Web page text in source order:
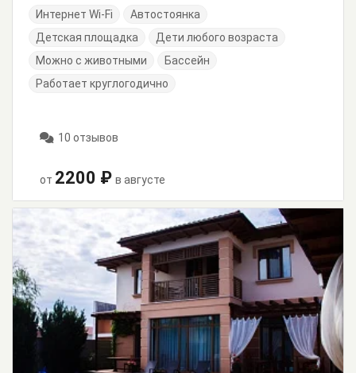
Интернет Wi-Fi
Автостоянка
Детская площадка
Дети любого возраста
Можно с животными
Бассейн
Работает круглогодично
10 отзывов
от 2200 ₽ в августе